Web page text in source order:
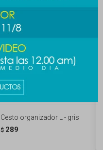
Cesto organizador L - gris
$ 289